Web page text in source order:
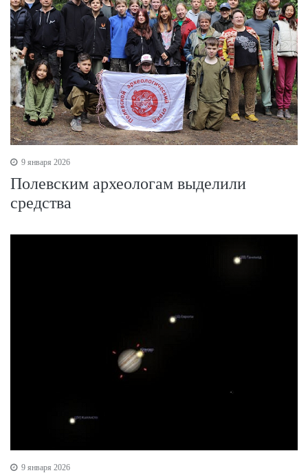
9 января 2026
Полевским археологам выделили
средства
9 января 2026